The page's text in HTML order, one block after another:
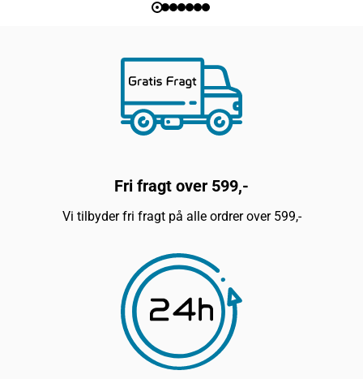
Fri fragt over 599,-
Vi tilbyder fri fragt på alle ordrer over 599,-